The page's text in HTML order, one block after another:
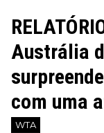
Austrália
com uma
WTA